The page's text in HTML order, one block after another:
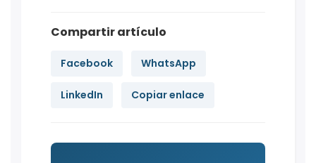
Compartir artículo
Facebook WhatsApp
LinkedIn Copiar enlace